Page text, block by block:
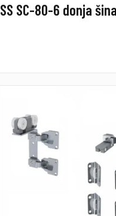
SS SC-80-6 donja